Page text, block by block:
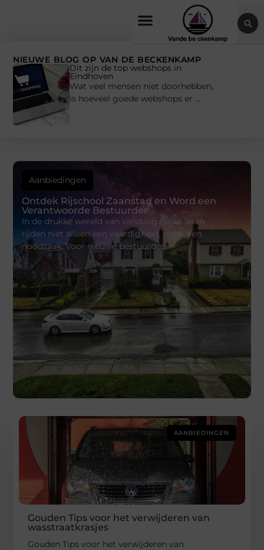
NIEUWE BLOG OP VAN DE BECKENKAMP
Dit zijn de top webshops in
Eindhoven
Wat veel mensen niet doorhebben,
is hoeveel goede webshops er ...
Aanbiedingen
Ontdek Rijschool Zaanstad en Word een
Verantwoorde Bestuurder
In de drukke wereld van vandaag is het leren
rijden niet alleen een vaardigheid, maar een
noodzaak. Voor nieuwe bestuurders
AANBIEDINGEN
Gouden Tips voor het verwijderen van
wasstraatkrasjes
Gouden Tips voor het verwijderen van